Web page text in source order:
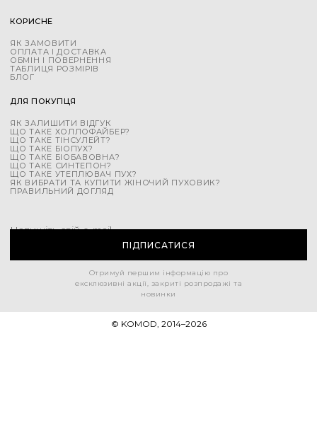
КОРИСНЕ
ЯК ЗАМОВИТИ
ОПЛАТА І ДОСТАВКА
ОБМІН І ПОВЕРНЕННЯ
ТАБЛИЦЯ РОЗМІРІВ
БЛОГ
ДЛЯ ПОКУПЦЯ
ЯК ЗАЛИШИТИ ВІДГУК
ЩО ТАКЕ ХОЛЛОФАЙБЕР?
ЩО ТАКЕ ТІНСУЛЕЙТ?
ЩО ТАКЕ БІОПУХ?
ЩО ТАКЕ БІОБАВОВНА?
ЩО ТАКЕ СИНТЕПОН?
ЩО ТАКЕ УТЕПЛЮВАЧ ПУХ?
ЯК ВИБРАТИ ТА КУПИТИ ЖІНОЧИЙ ПУХОВИК?
ПРАВИЛЬНИЙ ДОГЛЯД
Напишіть свій e-mail
ПІДПИСАТИСЯ
Отримуй першим інформацію про
ексклюзивні акції, закриті розпродажі та
новинки
© KOMOD, 2014–2026